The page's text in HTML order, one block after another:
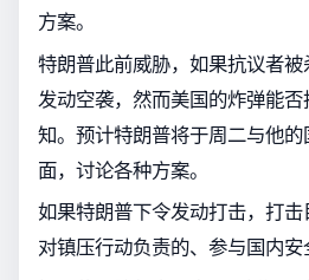
方案。
特朗普此前威胁，如果抗议者
发动空袭，然而美国的炸弹能
知。预计特朗普将于周二与他
面，讨论各种方案。
如果特朗普下令发动打击，打
对镇压行动负责的、参与国内安